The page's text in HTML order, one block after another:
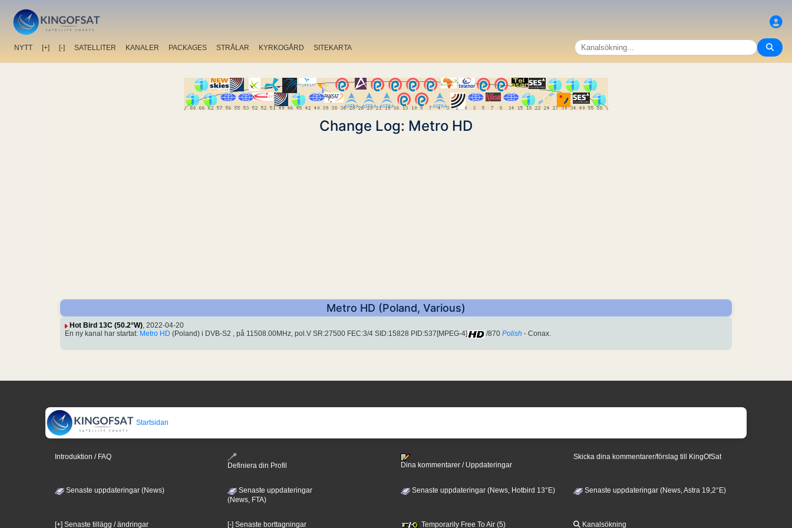
NYTT [+] [-] SATELLITER KANALER PACKAGES STRÅLAR KYRKOGÅRD SITEKARTA
Change Log: Metro HD
Metro HD (Poland, Various)
Hot Bird 13C (50.2°W), 2022-04-20
En ny kanal har startat: Metro HD (Poland) i DVB-S2 , på 11508.00MHz, pol.V SR:27500 FEC:3/4 SID:15828 PID:537[MPEG-4] /870 Polish - Conax.
Startsidan
Introduktion / FAQ
Definiera din Profil
Dina kommentarer / Uppdateringar
Skicka dina kommentarer/förslag till KingOfSat
Senaste uppdateringar (News)
Senaste uppdateringar
(News, FTA)
Senaste uppdateringar (News, Hotbird 13°E) Senaste uppdateringar (News, Astra 19,2°E)
[+] Senaste tillägg / ändringar [-] Senaste borttagningar Temporarily Free To Air (5) Kanalsökning